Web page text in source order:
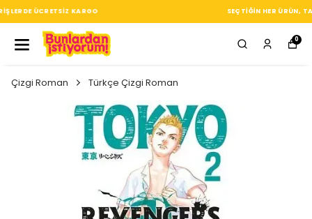
SEÇTIĞIN HER ÜRÜN, TARZINA DAIR KÜÇÜK BIR IMZA
0
Çizgi Roman Türkçe Çizgi Roman